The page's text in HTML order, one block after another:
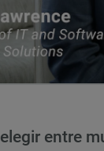
entre